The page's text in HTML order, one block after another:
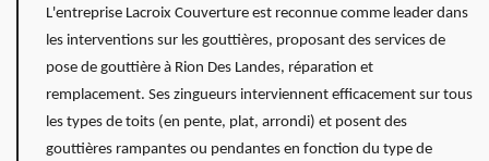
L'entreprise Lacroix Couverture est reconnue comme leader dans
les interventions sur les gouttières, proposant des services de
pose de gouttière à Rion Des Landes, réparation et
remplacement. Ses zingueurs interviennent efficacement sur tous
les types de toits (en pente, plat, arrondi) et posent des
gouttières rampantes ou pendantes en fonction du type de